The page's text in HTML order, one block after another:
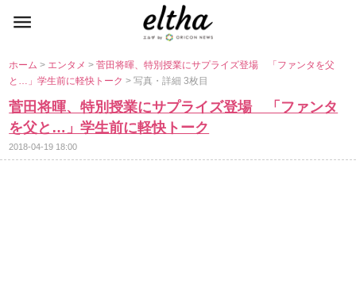
ホーム> エンタメ>菅田将暉、特別授業にサプライズ登場 「ファンタを父
と…」学生前に軽快トーク> 写真・詳細 3枚目
菅田将暉、特別授業にサプライズ登場 「ファンタ
を父と…」学生前に軽快トーク
2018-04-19 18:00